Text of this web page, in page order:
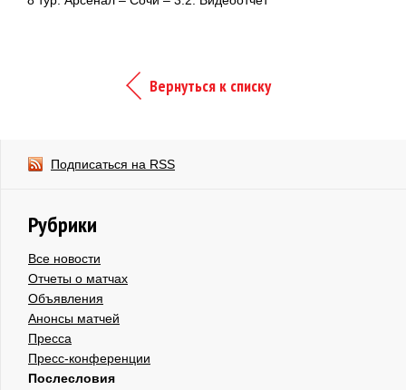
Вернуться к списку
Подписаться на RSS
Рубрики
Все новости
Отчеты о матчах
Объявления
Анонсы матчей
Пресса
Пресс-конференции
Послесловия